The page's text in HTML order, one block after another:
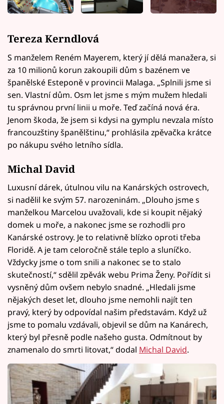
Tereza Kerndlová
S manželem Reném Mayerem, který jí dělá manažera, si
za 10 milionů korun zakoupili dům s bazénem ve
španělské Esteponě v provincii Malaga. „Splnili jsme si
sen. Vlastní dům. Osm let jsme s mým mužem hledali
tu správnou první linii u moře. Teď začíná nová éra.
Jenom škoda, že jsem si kdysi na gymplu nevzala místo
francouzštiny španělštinu,“ prohlásila zpěvačka krátce
po nákupu svého letního sídla.
Michal David
Luxusní dárek, útulnou vilu na Kanárských ostrovech,
si nadělil ke svým 57. narozeninám. „Dlouho jsme s
manželkou Marcelou uvažovali, kde si koupit nějaký
domek u moře, a nakonec jsme se rozhodli pro
Kanárské ostrovy. Je to relativně blízko oproti třeba
Floridě. A je tam celoročně stále teplo a sluníčko.
Vždycky jsme o tom snili a nakonec se to stalo
skutečností,“ sdělil zpěvák webu Prima Ženy. Pořídit si
vysněný dům ovšem nebylo snadné. „Hledali jsme
nějakých deset let, dlouho jsme nemohli najít ten
pravý, který by odpovídal našim představám. Když už
jsme to pomalu vzdávali, objevil se dům na Kanárech,
který byl přesně podle našeho gusta. Odmítnout by
znamenalo do smrti litovat,“ dodal Michal David.